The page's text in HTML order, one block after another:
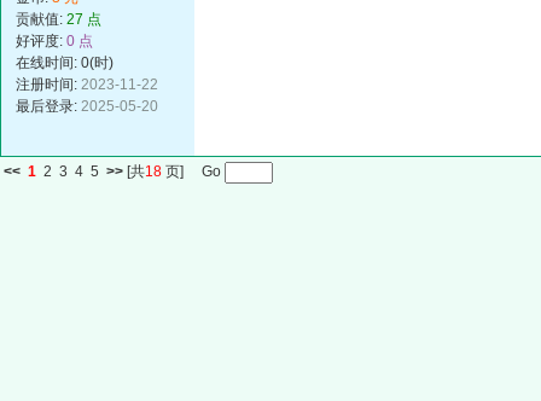
贡献值: 27 点
好评度: 0 点
在线时间: 0(时)
注册时间: 2023-11-22
最后登录: 2025-05-20
<< 1 2 3 4 5 >> [共18 页] Go